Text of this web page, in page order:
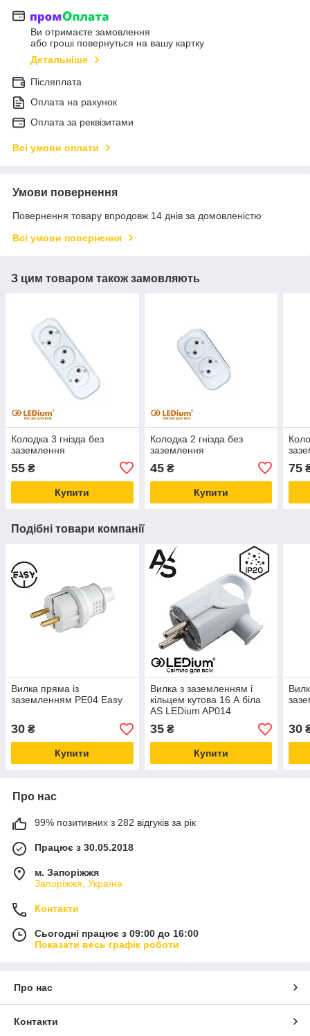
Ви отримаєте замовлення
або гроші повернуться на вашу картку
Детальніше
Післяплата
Оплата на рахунок
Оплата за реквізитами
Всі умови оплати
Умови повернення
Повернення товару впродовж 14 днів за домовленістю
Всі умови повернення
З цим товаром також замовляють
Колодка 3 гнізда без
заземлення
55 ₴
Купити
Колодка 2 гнізда без
заземлення
45₴
Купити
75
Подібні товари компанії
Вилка пряма із
заземленням PE04 Easy
30 ₴
Купити
Вилка з заземленням і
кільцем кутова 16 А біла
AS LEDium AP014
35₴
Купити
30
Про нас
99% позитивних з 282 відгуків за рік
Працює з 30.05.2018
м. Запоріжжя
Запоріжжя, Україна
Контакти
Сьогодні працює з 09:00 до 16:00
Показати весь графік роботи
Про нас
Контакти